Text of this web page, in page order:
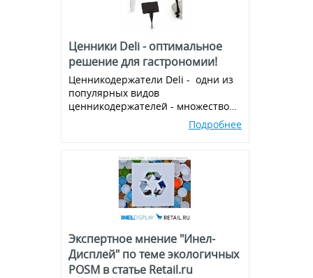
Ценники Deli - оптимальное
решение для гастрономии!
Ценникодержатели Deli - одни из
популярных видов
ценникодержателей - множество
вариантов и комбинаций, всегда в
Подробнее
Экспертное мнение "Инел-
Дисплей" по теме экологичных
POSM в статье Retail.ru